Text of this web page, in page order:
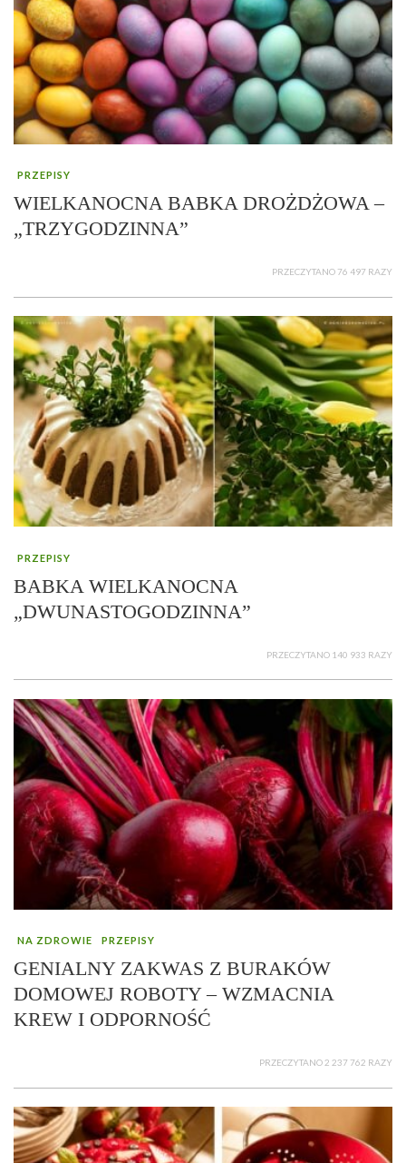
PRZEPISY
WIELKANOCNA BABKA DROŻDŻOWA –
„TRZYGODZINNA”
PRZECZYTANO 76 497 RAZY
PRZEPISY
BABKA WIELKANOCNA
„DWUNASTOGODZINNA”
PRZECZYTANO 140 933 RAZY
NA ZDROWIE PRZEPISY
GENIALNY ZAKWAS Z BURAKÓW
DOMOWEJ ROBOTY – WZMACNIA
KREW I ODPORNOŚĆ
PRZECZYTANO 2 237 762 RAZY